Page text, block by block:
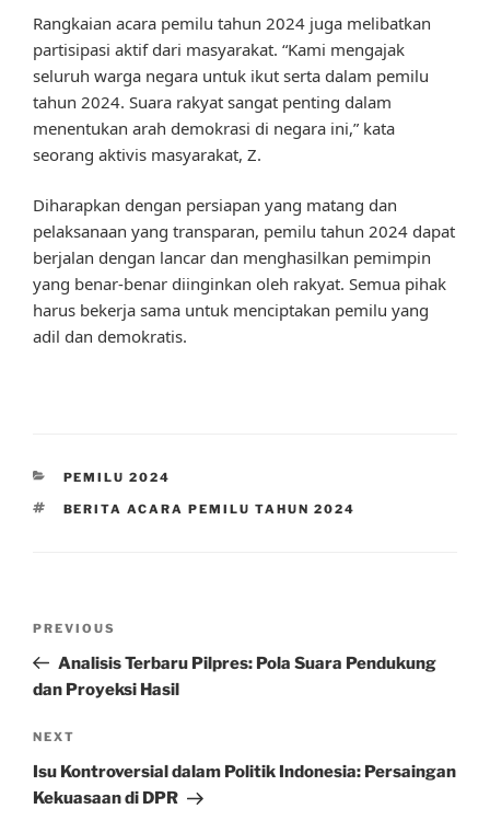
Rangkaian acara pemilu tahun 2024 juga melibatkan
partisipasi aktif dari masyarakat. “Kami mengajak
seluruh warga negara untuk ikut serta dalam pemilu
tahun 2024. Suara rakyat sangat penting dalam
menentukan arah demokrasi di negara ini,” kata
seorang aktivis masyarakat, Z.
Diharapkan dengan persiapan yang matang dan
pelaksanaan yang transparan, pemilu tahun 2024 dapat
berjalan dengan lancar dan menghasilkan pemimpin
yang benar-benar diinginkan oleh rakyat. Semua pihak
harus bekerja sama untuk menciptakan pemilu yang
adil dan demokratis.
CATEGORIES
PEMILU 2024
TAGS
BERITA ACARA PEMILU TAHUN 2024
Previous
Post
PREVIOUS
Analisis Terbaru Pilpres: Pola Suara Pendukung
dan Proyeksi Hasil
Next
Post
NEXT
Isu Kontroversial dalam Politik Indonesia: Persaingan
Kekuasaan di DPR